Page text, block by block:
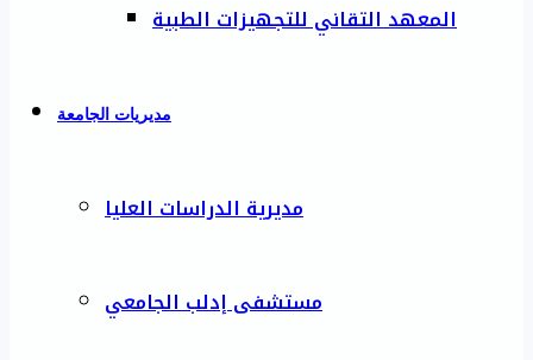
المعهد التقاني للتجهيزات الطبية
مديريات الجامعة
مديرية الدراسات العليا
مستشفى إدلب الجامعي